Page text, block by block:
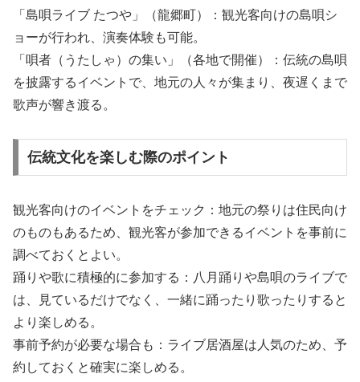
「島唄ライブ たつや」（龍郷町）：観光客向けの島唄シ
ョーが行われ、演奏体験も可能。
「唄者（うたしゃ）の集い」（各地で開催）：伝統の島唄
を披露するイベントで、地元の人々が集まり、夜遅くまで
歌声が響き渡る。
伝統文化を楽しむ際のポイント
観光客向けのイベントをチェック：地元の祭りは住民向け
のものもあるため、観光客が参加できるイベントを事前に
調べておくとよい。
踊りや歌に積極的に参加する：八月踊りや島唄のライブで
は、見ているだけでなく、一緒に踊ったり歌ったりすると
より楽しめる。
事前予約が必要な場合も：ライブ居酒屋は人気のため、予
約しておくと確実に楽しめる。